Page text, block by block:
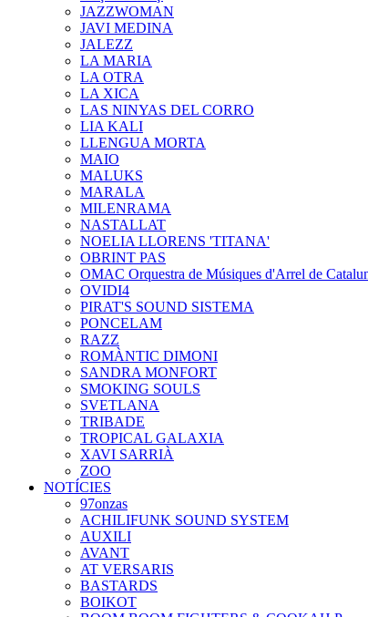
JAZZWOMAN
JAVI MEDINA
JALEZZ
LA MARIA
LA OTRA
LA XICA
LAS NINYAS DEL CORRO
LIA KALI
LLENGUA MORTA
MAIO
MALUKS
MARALA
MILENRAMA
NASTALLAT
NOELIA LLORENS 'TITANA'
OBRINT PAS
OMAC Orquestra de Músiques d'Arrel de
OVIDI4
PIRAT'S SOUND SISTEMA
PONCELAM
RAZZ
ROMÀNTIC DIMONI
SANDRA MONFORT
SMOKING SOULS
SVETLANA
TRIBADE
TROPICAL GALAXIA
XAVI SARRIÀ
ZOO
NOTÍCIES
97onzas
ACHILIFUNK SOUND SYSTEM
AUXILI
AVANT
AT VERSARIS
BASTARDS
BOIKOT